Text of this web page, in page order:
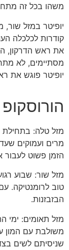
משהו בכל זה
יופיטר במזל
קודרות לכלכלה
את ראש הדרקון,
מסתיימים, לא
יופיטר פוגש את ראש
הורוסקופ
מזל טלה:
מרים ועמוקים
הזמן פשוט לעבור
מזל שור: שבוע
טוב לרומנטיקה.
הבזבזנות.
מזל תאומים: ימי
משולבת עם המון
שניסיתם לשים